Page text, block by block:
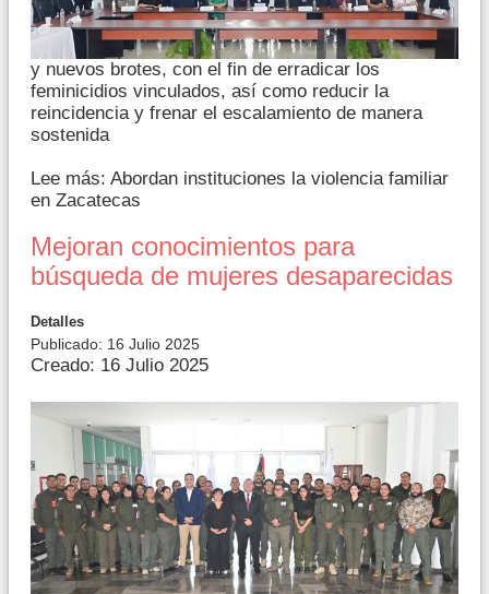
y nuevos brotes, con el fin de erradicar los
feminicidios vinculados, así como reducir la
reincidencia y frenar el escalamiento de manera
sostenida
Lee más: Abordan instituciones la violencia familiar
en Zacatecas
Mejoran conocimientos para
búsqueda de mujeres desaparecidas
Detalles
Publicado: 16 Julio 2025
Creado: 16 Julio 2025